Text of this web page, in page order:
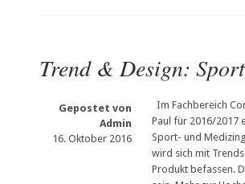
Trend & Design:
Gepostet von
Admin
16. Oktober 2016
Im Fachbereich
Paul für 2016/2017
Sport- und
wird sich mit
Produkt befassen.